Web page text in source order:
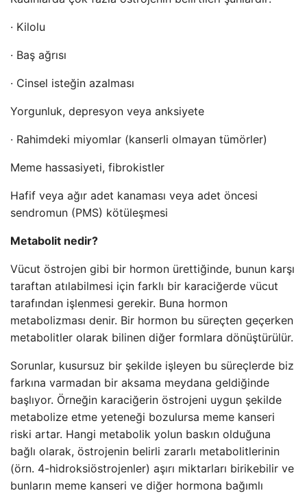
· Kilolu
· Baş ağrısı
· Cinsel isteğin azalması
Yorgunluk, depresyon veya anksiyete
· Rahimdeki miyomlar (kanserli olmayan tümörler)
Meme hassasiyeti, fibrokistler
Hafif veya ağır adet kanaması veya adet öncesi
sendromun (PMS) kötüleşmesi
Metabolit nedir?
Vücut östrojen gibi bir hormon ürettiğinde, bunun karşı
taraftan atılabilmesi için farklı bir karaciğerde vücut
tarafından işlenmesi gerekir. Buna hormon
metabolizması denir. Bir hormon bu süreçten geçerken
metabolitler olarak bilinen diğer formlara dönüştürülür.
Sorunlar, kusursuz bir şekilde işleyen bu süreçlerde biz
farkına varmadan bir aksama meydana geldiğinde
başlıyor. Örneğin karaciğerin östrojeni uygun şekilde
metabolize etme yeteneği bozulursa meme kanseri
riski artar. Hangi metabolik yolun baskın olduğuna
bağlı olarak, östrojenin belirli zararlı metabolitlerinin
(örn. 4-hidroksiöstrojenler) aşırı miktarları birikebilir ve
bunların meme kanseri ve diğer hormona bağımlı